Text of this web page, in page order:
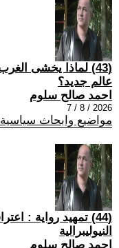
(43) لماذا يخشى
عالم جديد؟
احمد صالح سلوم
2026 / 8 / 7
مواضيع وابحاث سياسية
(44) تمهيد رواية :
النيوليبرالية
احمد صالح سلوم